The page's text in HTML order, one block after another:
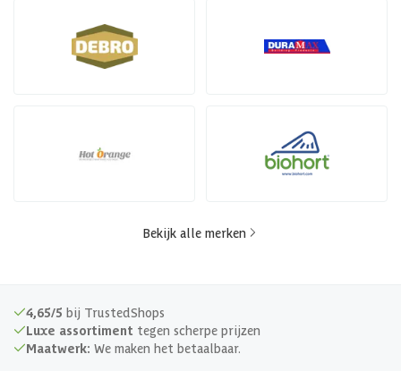
Bekijk alle merken
4,65/5 bij TrustedShops
Luxe assortiment tegen scherpe prijzen
Maatwerk: We maken het betaalbaar.